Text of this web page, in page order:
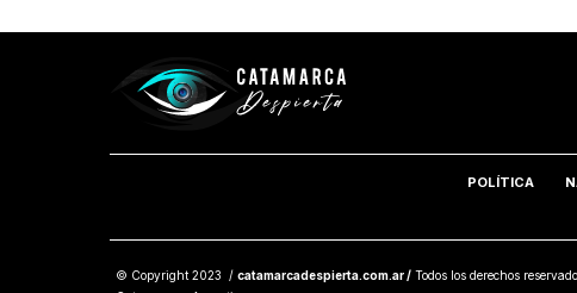
POLÍTICA
© Copyright 2023 / catamarcadespierta.com.ar / Todos los derechos